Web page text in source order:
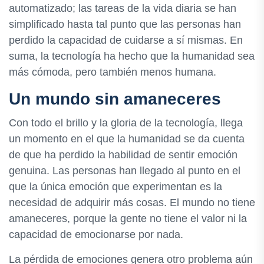
automatizado; las tareas de la vida diaria se han
simplificado hasta tal punto que las personas han
perdido la capacidad de cuidarse a sí mismas. En
suma, la tecnología ha hecho que la humanidad sea
más cómoda, pero también menos humana.
Un mundo sin amaneceres
Con todo el brillo y la gloria de la tecnología, llega
un momento en el que la humanidad se da cuenta
de que ha perdido la habilidad de sentir emoción
genuina. Las personas han llegado al punto en el
que la única emoción que experimentan es la
necesidad de adquirir más cosas. El mundo no tiene
amaneceres, porque la gente no tiene el valor ni la
capacidad de emocionarse por nada.
La pérdida de emociones genera otro problema aún